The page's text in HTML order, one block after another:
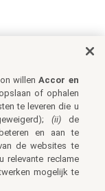
willenAccor en
of ophalen
te leveren die u
(ii)de
en aan te
de websites te
reclame
mogelijk te